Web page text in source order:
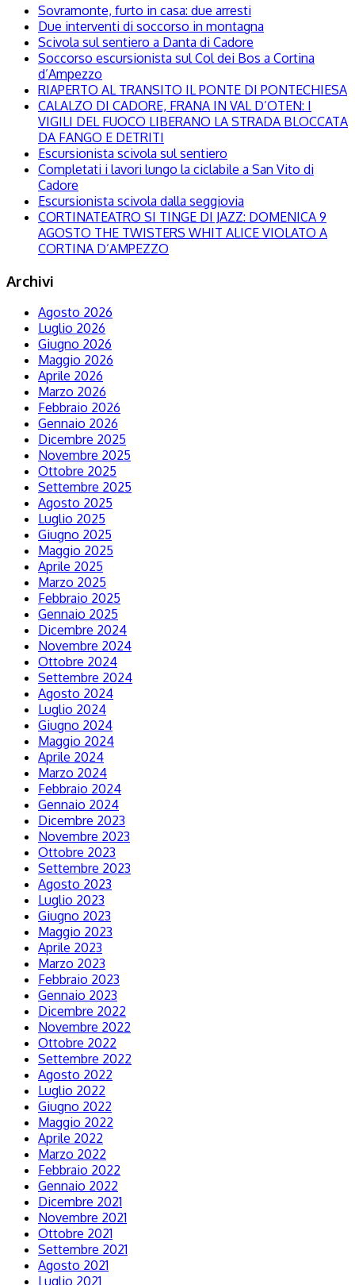
Sovramonte, furto in casa: due arresti
Due interventi di soccorso in montagna
Scivola sul sentiero a Danta di Cadore
Soccorso escursionista sul Col dei Bos a Cortina
d’Ampezzo
RIAPERTO AL TRANSITO IL PONTE DI PONTECHIESA
CALALZO DI CADORE, FRANA IN VAL D’OTEN: I
VIGILI DEL FUOCO LIBERANO LA STRADA BLOCCATA
DA FANGO E DETRITI
Escursionista scivola sul sentiero
Completati i lavori lungo la ciclabile a San Vito di
Cadore
Escursionista scivola dalla seggiovia
CORTINATEATRO SI TINGE DI JAZZ: DOMENICA 9
AGOSTO THE TWISTERS WHIT ALICE VIOLATO A
CORTINA D’AMPEZZO
Archivi
Agosto 2026
Luglio 2026
Giugno 2026
Maggio 2026
Aprile 2026
Marzo 2026
Febbraio 2026
Gennaio 2026
Dicembre 2025
Novembre 2025
Ottobre 2025
Settembre 2025
Agosto 2025
Luglio 2025
Giugno 2025
Maggio 2025
Aprile 2025
Marzo 2025
Febbraio 2025
Gennaio 2025
Dicembre 2024
Novembre 2024
Ottobre 2024
Settembre 2024
Agosto 2024
Luglio 2024
Giugno 2024
Maggio 2024
Aprile 2024
Marzo 2024
Febbraio 2024
Gennaio 2024
Dicembre 2023
Novembre 2023
Ottobre 2023
Settembre 2023
Agosto 2023
Luglio 2023
Giugno 2023
Maggio 2023
Aprile 2023
Marzo 2023
Febbraio 2023
Gennaio 2023
Dicembre 2022
Novembre 2022
Ottobre 2022
Settembre 2022
Agosto 2022
Luglio 2022
Giugno 2022
Maggio 2022
Aprile 2022
Marzo 2022
Febbraio 2022
Gennaio 2022
Dicembre 2021
Novembre 2021
Ottobre 2021
Settembre 2021
Agosto 2021
Luglio 2021